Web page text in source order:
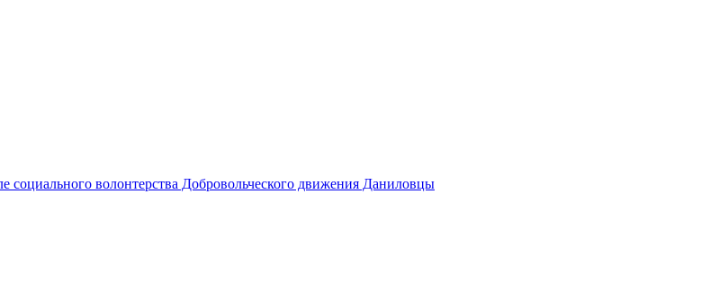
волонтерства Добровольческого движения Даниловцы